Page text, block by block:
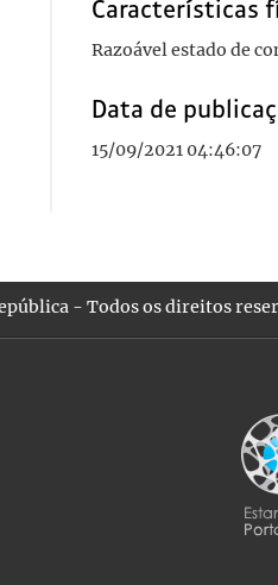
Características
Razoável estado de
Data de
15/09/2021 04:46:07
- Todos os direitos